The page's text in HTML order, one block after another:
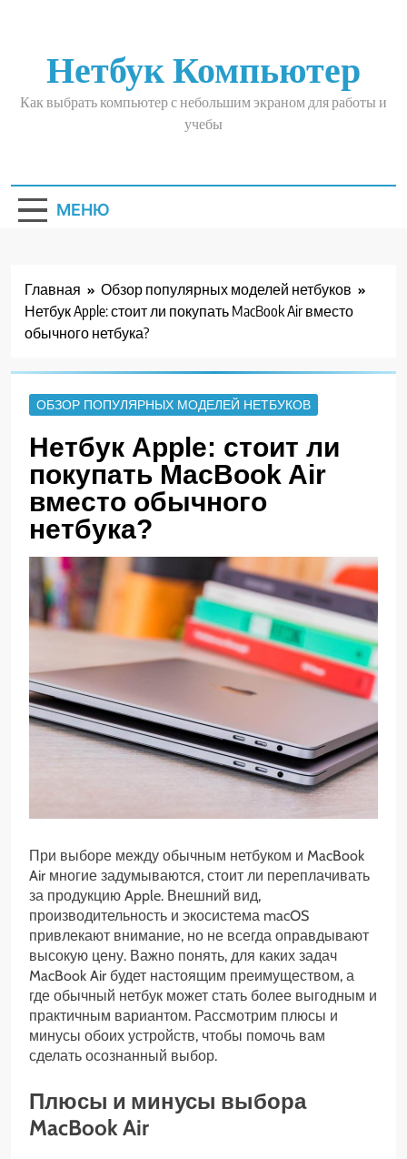
Нетбук Компьютер
Как выбрать компьютер с небольшим экраном для работы и
учебы
МЕНЮ
Главная
Обзор популярных моделей нетбуков
Нетбук Apple: стоит ли покупать MacBook Air вместо
обычного нетбука?
ОБЗОР ПОПУЛЯРНЫХ МОДЕЛЕЙ НЕТБУКОВ
Нетбук Apple: стоит ли
покупать MacBook Air
вместо обычного
нетбука?
При выборе между обычным нетбуком и MacBook
Air многие задумываются, стоит ли переплачивать
за продукцию Apple. Внешний вид,
производительность и экосистема macOS
привлекают внимание, но не всегда оправдывают
высокую цену. Важно понять, для каких задач
MacBook Air будет настоящим преимуществом, а
где обычный нетбук может стать более выгодным и
практичным вариантом. Рассмотрим плюсы и
минусы обоих устройств, чтобы помочь вам
сделать осознанный выбор.
Плюсы и минусы выбора
MacBook Air